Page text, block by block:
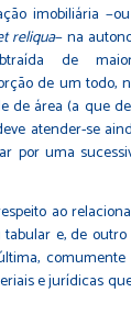
−ou
reliqua− na
de
de um todo,
de área (a que
atender-se
por uma
ao
e, de
e jurídicas